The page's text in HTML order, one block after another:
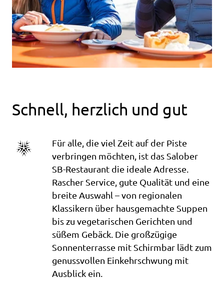
Schnell, herzlich und gut
Für alle, die viel Zeit auf der Piste
verbringen möchten, ist das Salober
SB-Restaurant die ideale Adresse.
Rascher Service, gute Qualität und eine
breite Auswahl – von regionalen
Klassikern über hausgemachte Suppen
bis zu vegetarischen Gerichten und
süßem Gebäck. Die großzügige
Sonnenterrasse mit Schirmbar lädt zum
genussvollen Einkehrschwung mit
Ausblick ein.